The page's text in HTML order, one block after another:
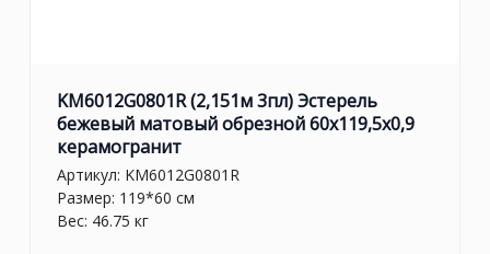
KM6012G0801R (2,151м 3пл) Эстерель
бежевый матовый обрезной 60x119,5x0,9
керамогранит
Артикул: KM6012G0801R
Размер: 119*60 см
Вес: 46.75 кг